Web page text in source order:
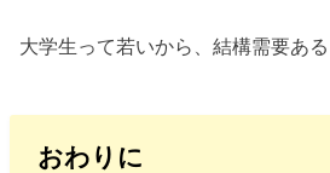
大学生って若いから、結構需要ある
おわりに